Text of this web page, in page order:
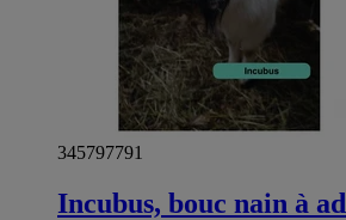
345797791
Incubus, bouc nain à